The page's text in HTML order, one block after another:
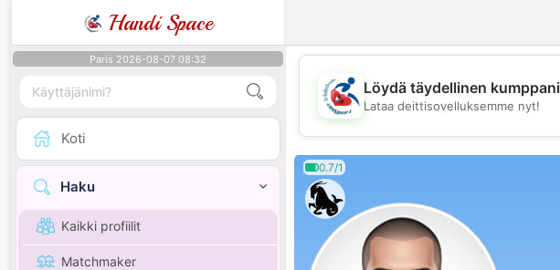
Handi Space
Paris 2026-08-07 08:32
Koti
Haku
Kaikki profiilit
Matchmaker
💖
Löydä täydellinen kumppani
Lataa deittisovelluksemme nyt!
0.7/1